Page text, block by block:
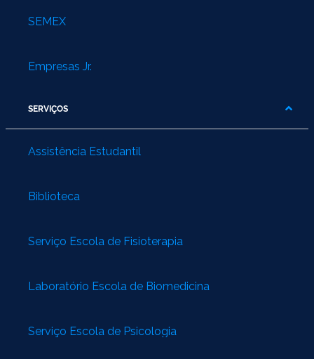
SEMEX
Empresas Jr.
SERVIÇOS
Assistência Estudantil
Biblioteca
Serviço Escola de Fisioterapia
Laboratório Escola de Biomedicina
Serviço Escola de Psicologia